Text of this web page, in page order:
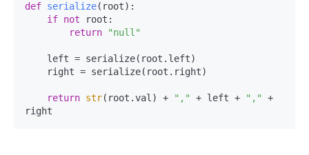
def serialize( root):
if not root:
return
"null"
return str(root.val) + "," + left + ","
+